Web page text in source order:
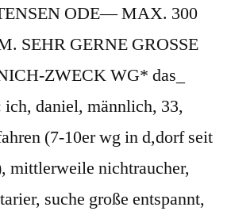
ODE— MAX. 300
SEHR GERNE GROSSE
ZWECK WG* das_
daniel, männlich, 33,
(7-10er wg in d,dorf seit
mittlerweile nichtraucher,
suche große entspannt,